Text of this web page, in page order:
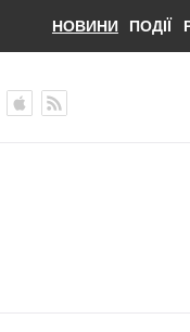
НОВИНИ ПОДІЇ